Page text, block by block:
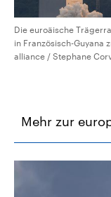
Die euroäische
in Französisch-
alliance / Stephane
Mehr zur